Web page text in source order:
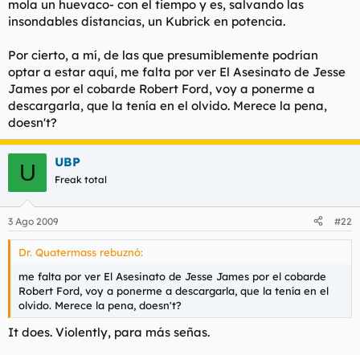
mola un huevaco- con el tiempo y es, salvando las
insondables distancias, un Kubrick en potencia.
Por cierto, a mí, de las que presumiblemente podrían
optar a estar aquí, me falta por ver El Asesinato de Jesse
James por el cobarde Robert Ford, voy a ponerme a
descargarla, que la tenía en el olvido. Merece la pena,
doesn't?
U UBP
Freak total
3 Ago 2009 #22
Dr. Quatermass rebuznó:
me falta por ver El Asesinato de Jesse James por el cobarde
Robert Ford, voy a ponerme a descargarla, que la tenía en el
olvido. Merece la pena, doesn't?
It does. Violently, para más señas.